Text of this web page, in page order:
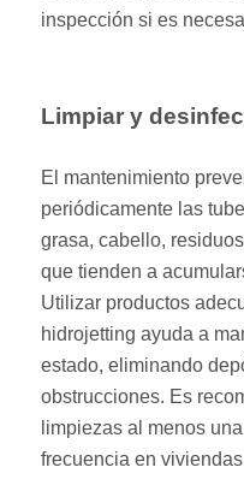
inspección si es
Limpiar y
El mantenimiento
periódicamente las
grasa, cabello,
que tienden a
Utilizar productos
hidrojetting ayuda a
estado, eliminando
obstrucciones. Es
limpiezas al menos
frecuencia en